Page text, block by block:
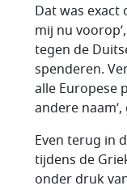
Dat was exact
mij nu
tegen de
spenderen.
alle Europese
andere
Even terug in
tijdens de
onder druk